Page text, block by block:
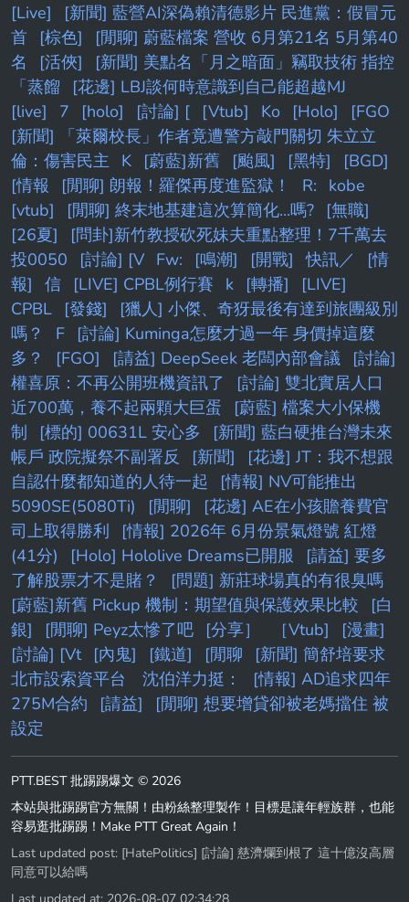
[Live]
[新聞] 藍營AI深偽賴清德影片 民進黨：假冒元
首
[棕色]
[閒聊] 蔚藍檔案 營收 6月第21名 5月第40
名
[活俠]
[新聞] 美點名「月之暗面」竊取技術 指控
「蒸餾
[花邊] LBJ談何時意識到自己能超越MJ
[live]
7 [holo] [討論] [ [Vtub] Ko [Holo]
[FGO
[新聞] 「萊爾校長」作者竟遭警方敲門關切 朱立立
倫：傷害民主
K [蔚藍]新舊 [颱風] [黑特]
[BGD]
[情報
[閒聊] 朗報！羅傑再度進監獄！ R:
kobe
[vtub]
[閒聊] 終末地基建這次算簡化...嗎?
[無職]
[26夏]
[問卦]新竹教授砍死妹夫重點整理！7千萬去
投0050
[討論] [V Fw: [鳴潮] [開戰] 快訊／
[情
報]
信 [LIVE] CPBL例行賽 k [轉播]
[LIVE]
CPBL
[發錢]
[獵人] 小傑、奇犽最後有達到旅團級別
嗎？
F
[討論] Kuminga怎麼才過一年 身價掉這麼
多？
[FGO] [請益] DeepSeek 老闆內部會議
[討論]
權喜原：不再公開班機資訊了
[討論] 雙北實居人口
近700萬，養不起兩顆大巨蛋
[蔚藍] 檔案大小保機
制
[標的] 00631L 安心多
[新聞] 藍白硬推台灣未來
帳戶 政院擬祭不副署反
[新聞]
[花邊] JT：我不想跟
自認什麼都知道的人待一起
[情報] NV可能推出
5090SE(5080Ti)
[閒聊]
[花邊] AE在小孩贍養費官
司上取得勝利
[情報] 2026年 6月份景氣燈號 紅燈
(41分)
[Holo] Hololive Dreams已開服
[請益] 要多
了解股票才不是賭？
[問題] 新莊球場真的有很臭嗎
[蔚藍]新舊 Pickup 機制：期望值與保護效果比較
[白
銀]
[閒聊] Peyz太慘了吧 [分享］ ［Vtub]
[漫畫]
[討論] [Vt
[內鬼] [鐵道] [閒聊
[新聞] 簡舒培要求
北市設索資平台 沈伯洋力挺：
[情報] AD追求四年
275M合約
[請益]
[閒聊] 想要增貸卻被老媽擋住 被
設定
PTT.BEST 批踢踢爆文 © 2026
本站與批踢踢官方無關！由粉絲整理製作！目標是讓年輕族群，也能
容易逛批踢踢！Make PTT Great Again！
Last updated post: [HatePolitics] [討論] 慈濟爛到根了 這十億沒高層
同意可以給嗎
Last updated at: 2026-08-07 02:34:28